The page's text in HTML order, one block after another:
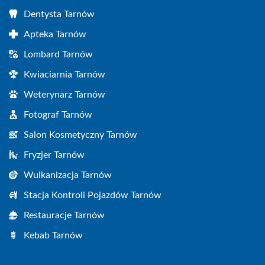
Dentysta Tarnów
Apteka Tarnów
Lombard Tarnów
Kwiaciarnia Tarnów
Weterynarz Tarnów
Fotograf Tarnów
Salon Kosmetyczny Tarnów
Fryzjer Tarnów
Wulkanizacja Tarnów
Stacja Kontroli Pojazdów Tarnów
Restauracje Tarnów
Kebab Tarnów